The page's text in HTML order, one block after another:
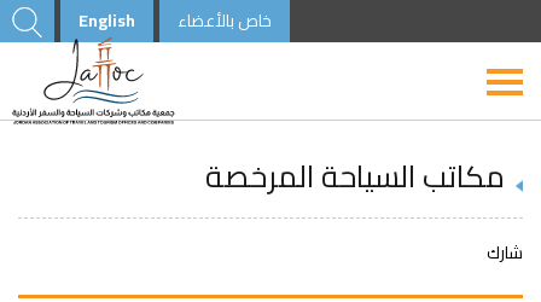
خاص بالأعضاء English
مكاتب السياحة المرخصة
شارك